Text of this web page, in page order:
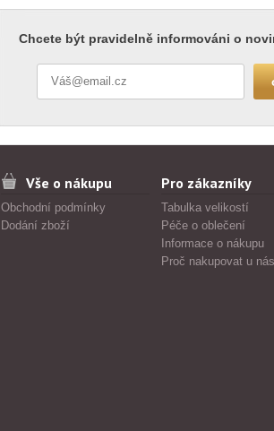
Chcete být pravidelně informováni o
Vše o nákupu
Obchodní podmínky
Dodání zboží
Pro zákazníky
Tabulka velikostí
Péče o oblečení
Informace o nákupu
Proč nakupovat u nás